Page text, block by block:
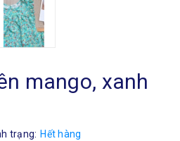
mango, xanh
trạng: Hết hàng